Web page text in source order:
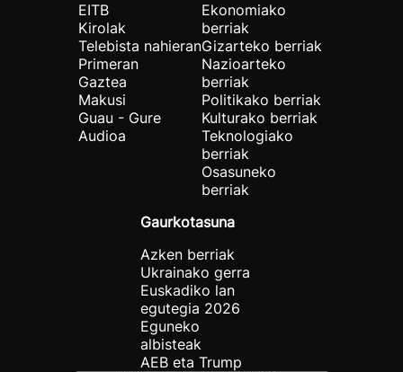
EITB
Kirolak
Telebista nahieran
Primeran
Gaztea
Makusi
Guau - Gure
Audioa
Ekonomiako
berriak
Gizarteko berriak
Nazioarteko
berriak
Politikako berriak
Kulturako berriak
Teknologiako
berriak
Osasuneko
berriak
Gaurkotasuna
Azken berriak
Ukrainako gerra
Euskadiko lan
egutegia 2026
Eguneko
albisteak
AEB eta Trump